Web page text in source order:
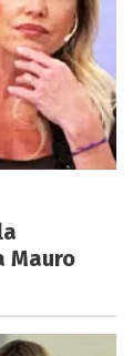
Mauro